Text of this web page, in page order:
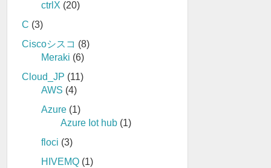
ctrlX (20)
C (3)
Ciscoシスコ (8)
Meraki (6)
Cloud_JP (11)
AWS (4)
Azure (1)
Azure Iot hub (1)
floci (3)
HIVEMQ (1)